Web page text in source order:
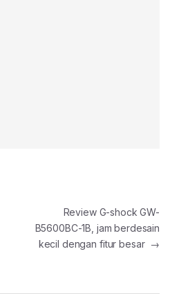
Review G-shock GW-
B5600BC-1B, jam berdesain
kecil dengan fitur besar →